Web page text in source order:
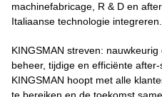
machinefabricage, R & D en
Italiaanse technologie integreren.
KINGSMAN streven:
beheer, tijdige en efficiënte after-
KINGSMAN hoopt met alle